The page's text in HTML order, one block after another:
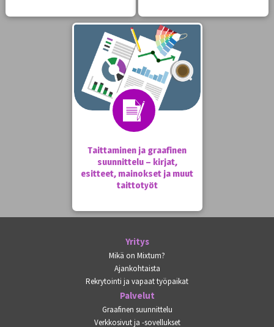
Taittaminen ja graafinen
suunnittelu – kirjat,
esitteet, mainokset ja muut
taittotyöt
Yritys
Mikä on Mixtum?
Ajankohtaista
Rekrytointi ja vapaat työpaikat
Palvelut
Graafinen suunnittelu
Verkkosivut ja -sovellukset